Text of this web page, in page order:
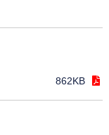
862KB